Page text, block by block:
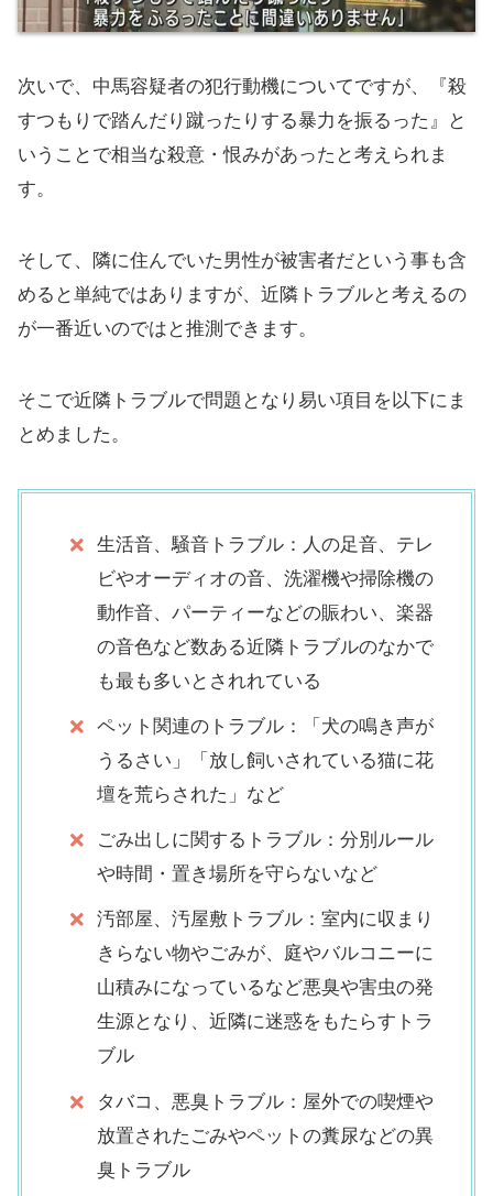
次いで、中馬容疑者の犯行動機についてですが、『殺
すつもりで踏んだり蹴ったりする暴力を振るった』と
いうことで相当な殺意・恨みがあったと考えられま
す。
そして、隣に住んでいた男性が被害者だという事も含
めると単純ではありますが、近隣トラブルと考えるの
が一番近いのではと推測できます。
そこで近隣トラブルで問題となり易い項目を以下にま
とめました。
生活音、騒音トラブル：人の足音、テレ
ビやオーディオの音、洗濯機や掃除機の
動作音、パーティーなどの賑わい、楽器
の音色など数ある近隣トラブルのなかで
も最も多いとされれている
ペット関連のトラブル：「犬の鳴き声が
うるさい」「放し飼いされている猫に花
壇を荒らされた」など
ごみ出しに関するトラブル：分別ルール
や時間・置き場所を守らないなど
汚部屋、汚屋敷トラブル：室内に収まり
きらない物やごみが、庭やバルコニーに
山積みになっているなど悪臭や害虫の発
生源となり、近隣に迷惑をもたらすトラ
ブル
タバコ、悪臭トラブル：屋外での喫煙や
放置されたごみやペットの糞尿などの異
臭トラブル